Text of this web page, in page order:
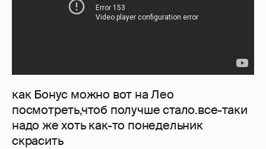
как Бонус можно вот на Лео
посмотреть,чтоб получше стало.все-таки
надо же хоть как-то понедельник
скрасить